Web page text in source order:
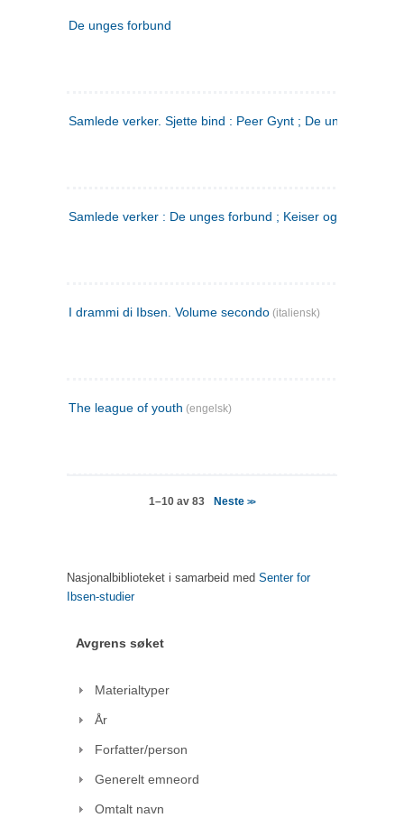
De unges forbund
Samlede verker. Sjette bind : Peer Gynt ; De unges
Samlede verker : De unges forbund ; Keiser og Galilæer. 3
I drammi di Ibsen. Volume secondo (italiensk)
The league of youth (engelsk)
1–10 av 83 Neste>>
Nasjonalbiblioteket i samarbeid med Senter for
Ibsen-studier
Avgrens søket
Materialtyper
År
Forfatter/person
Generelt emneord
Omtalt navn